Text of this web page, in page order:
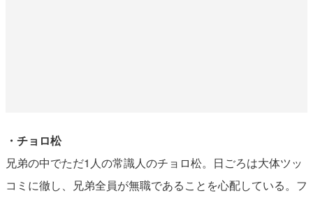
・チョロ松
兄弟の中でただ1人の常識人のチョロ松。日ごろは大体ツッ
コミに徹し、兄弟全員が無職であることを心配している。フ